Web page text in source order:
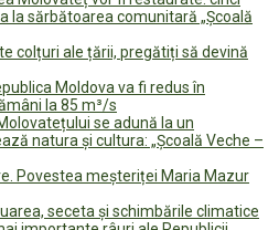
la sărbătoarea comunitară „Școală
colțuri ale țării, pregătiți să devină
Moldova va fi redus în
la 85 m³/s
se adună la un
natura și cultura: „Școală Veche –
Povestea meșteriței Maria Mazur
seceta și schimbările climatice